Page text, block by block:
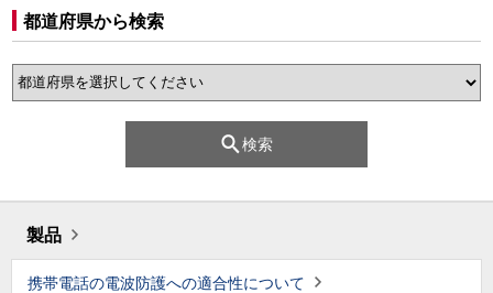
都道府県から検索
検索
製品
携帯電話の電波防護への適合性について